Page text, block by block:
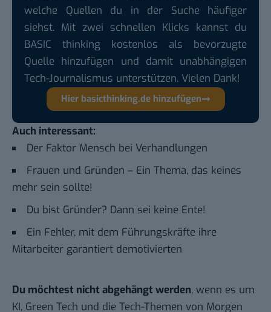
welche Quellen du in der Suche häufiger
siehst. Mit zwei schnellen Klicks kannst du
BASIC thinking kostenlos als bevorzugte
Quelle hinzufügen und damit unabhängigen
Tech-Journalismus unterstützen. Vielen Dank!
Hier basicthinking.de hinzufügen
Auch interessant:
Der Faktor Mensch bei Verhandlungen
Frauen und Gründen – Ein Thema, das keines
mehr sein sollte!
Du bist Gründer? Dann sei keine Ente!
Ein Fehler, mit dem Führungskräfte ihre
Mitarbeiter garantiert demotivierten
Du möchtest nicht abgehängt werden, wenn es um
KI, Green Tech und die Tech-Themen von Morgen